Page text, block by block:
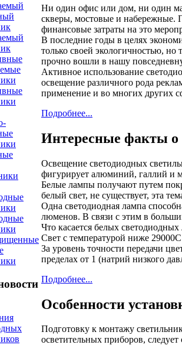
Ни один офис или дом, ни один
скверы, мостовые и набережные.
финансовые затраты на это
В последние годы в целях
только своей экологичностью,
прочно вошли в нашу
Активное использование
освещение различного рода
применение и во многих других
Подробнее...
Интересные факты о
Освещение светодиодных
фигурирует алюминий, галлий и
Белые лампы получают путем
белый свет, не существует, эта
Одна светодиодная лампа
люменов. В связи с этим в
Что касается белых
Свет с температурой ниже
За уровень точности передачи
пределах от 1 (натрий низкого
Подробнее...
Особенности
Подготовку к монтажу
осветительных приборов,